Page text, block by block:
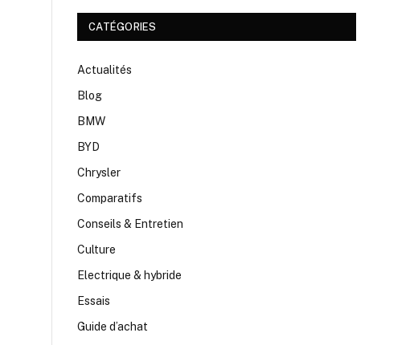
CATÉGORIES
Actualités
Blog
BMW
BYD
Chrysler
Comparatifs
Conseils & Entretien
Culture
Electrique & hybride
Essais
Guide d’achat